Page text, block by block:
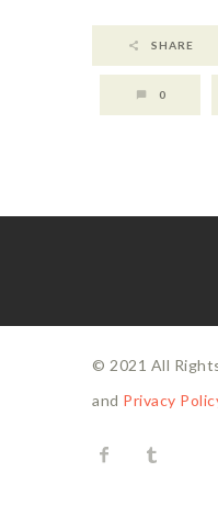
SHARE
0
© 2021 All
and Privacy